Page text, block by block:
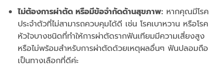
ไม่ต้องการผ่าตัด หรือมีข้อจำกัดด้านสุขภาพ: หากคุณมีโรค
ประจำตัวที่ไม่สามารถควบคุมได้ดี เช่น โรคเบาหวาน หรือโรค
หัวใจบางชนิดที่ทำให้การผ่าตัดรากฟันเทียมมีความเสี่ยงสูง
หรือไม่พร้อมสำหรับการผ่าตัดด้วยเหตุผลอื่นๆ ฟันปลอมถือ
เป็นทางเลือกที่ดีค่ะ